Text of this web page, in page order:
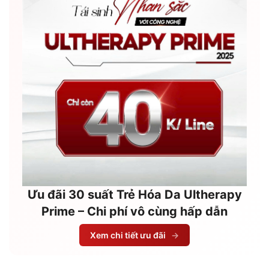
Ưu đãi 30 suất Trẻ Hóa Da Ultherapy
Prime – Chi phí vô cùng hấp dẫn
Xem chi tiết ưu đãi →